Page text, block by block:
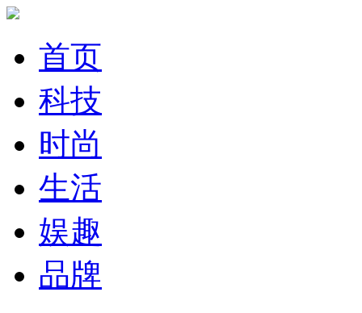
首页
科技
时尚
生活
娱趣
品牌